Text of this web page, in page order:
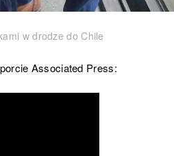
w drodze do Chile
Associated Press: